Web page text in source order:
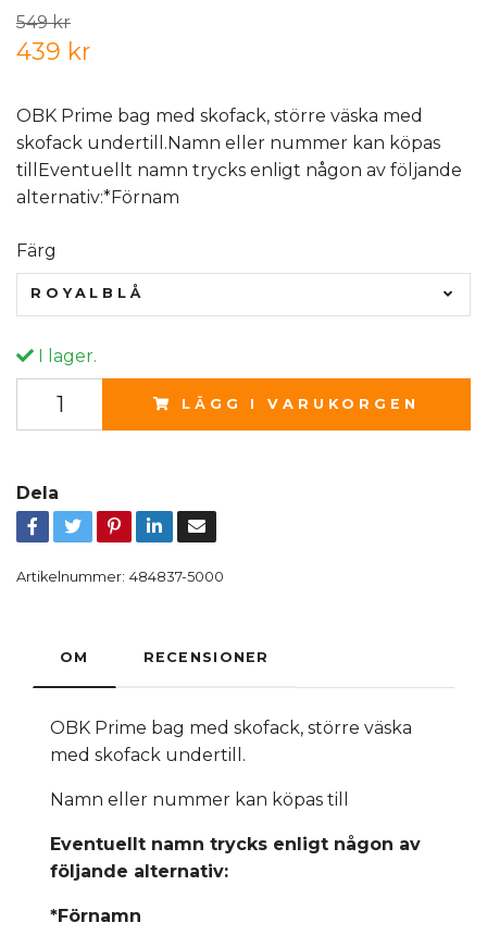
549 kr
439 kr
OBK Prime bag med skofack, större väska med
skofack undertill.Namn eller nummer kan köpas
tillEventuellt namn trycks enligt någon av följande
alternativ:*Förnam
Färg
ROYALBLÅ
I lager.
LÄGG I VARUKORGEN
Dela
Artikelnummer: 484837-5000
OM RECENSIONER
OBK Prime bag med skofack, större väska
med skofack undertill.
Namn eller nummer kan köpas till
Eventuellt namn trycks enligt någon av
följande alternativ:
*Förnamn